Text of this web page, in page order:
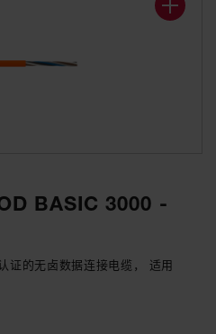
BASIC 3000 -
证的无卤数据连接电缆， 适用